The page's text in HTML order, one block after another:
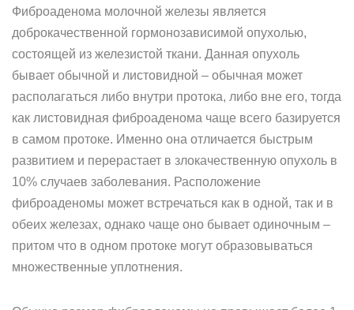
Фиброаденома молочной железы является
доброкачественной гормонозависимой опухолью,
состоящей из железистой ткани. Данная опухоль
бывает обычной и листовидной – обычная может
располагаться либо внутри протока, либо вне его, тогда
как листовидная фиброаденома чаще всего базируется
в самом протоке. Именно она отличается быстрым
развитием и перерастает в злокачественную опухоль в
10% случаев заболевания. Расположение
фиброаденомы может встречаться как в одной, так и в
обеих железах, однако чаще оно бывает одиночным –
притом что в одном протоке могут образовываться
множественные уплотнения.